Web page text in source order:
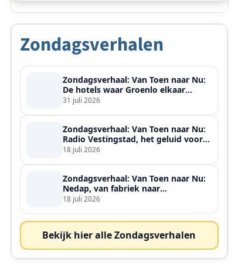
Zondagsverhalen
Zondagsverhaal: Van Toen naar Nu:
De hotels waar Groenlo elkaar
ontmoette
31 juli 2026
Zondagsverhaal: Van Toen naar Nu:
Radio Vestingstad, het geluid voor
heel de streek
18 juli 2026
Zondagsverhaal: Van Toen naar Nu:
Nedap, van fabriek naar
wereldspeler
18 juli 2026
Bekijk hier alle Zondagsverhalen